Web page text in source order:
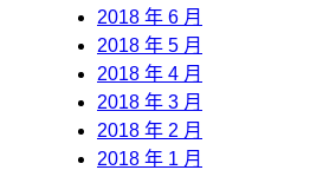
2018 年 6 月
2018 年 5 月
2018 年 4 月
2018 年 3 月
2018 年 2 月
2018 年 1 月